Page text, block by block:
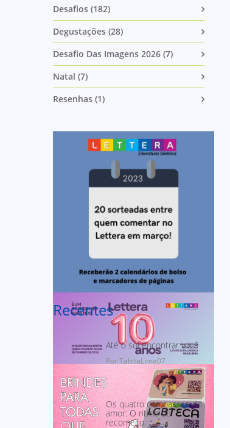
Desafios (182)
Degustações (28)
Desafio Das Imagens 2026 (7)
Natal (7)
Resenhas (1)
Recentes
Até o sol encontrar você
Por TabitaLima07
Os quatro compassos do
amor: O ritmo do
recomeço